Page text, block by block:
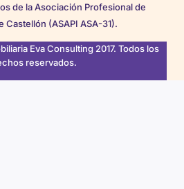
de la Asociación Profesional de
(ASAPI ASA-31).
Eva Consulting 2017. Todos los
reservados.